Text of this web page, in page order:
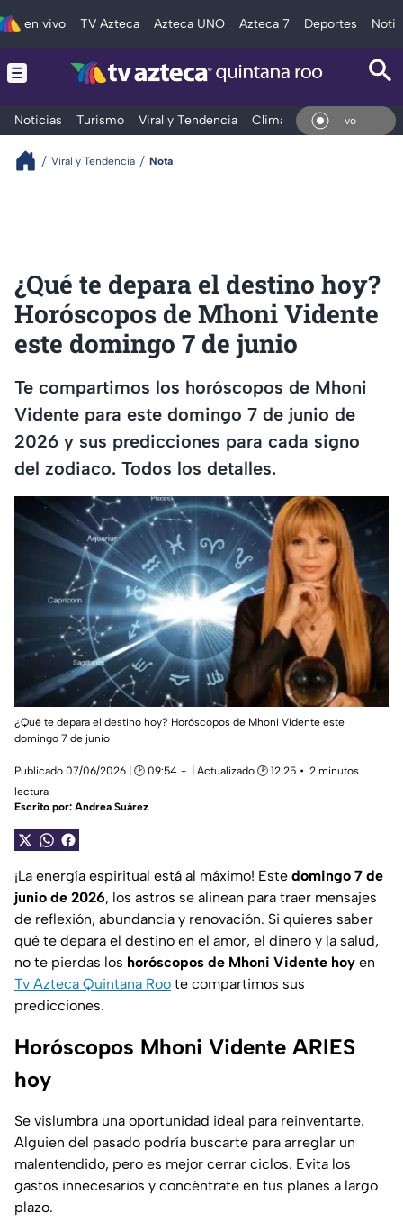
en vivo TV Azteca Azteca UNO Azteca 7 Deportes
Noticias Turismo Viral y Tendencia Clima Tráfico En
Viral y Tendencia Nota
¿Qué te depara el destino hoy?
Horóscopos de Mhoni Vidente
este domingo 7 de junio
Te compartimos los horóscopos de Mhoni
Vidente para este domingo 7 de junio de
2026 y sus predicciones para cada signo
del zodiaco. Todos los detalles.
¿Qué te depara el destino hoy? Horóscopos de Mhoni Vidente este
domingo 7 de junio
Publicado 07/06/2026 | 🕑 09:54 | Actualizado 🕑 12:25
2 minutos
lectura
Escrito por: Andrea Suárez
¡La energía espiritual está al máximo! Este domingo 7 de
junio de 2026, los astros se alinean para traer mensajes
de reflexión, abundancia y renovación. Si quieres saber
qué te depara el destino en el amor, el dinero y la salud,
no te pierdas los horóscopos de Mhoni Vidente hoy en
Tv Azteca Quintana Roo te compartimos sus
predicciones.
Horóscopos Mhoni Vidente ARIES
hoy
Se vislumbra una oportunidad ideal para reinventarte.
Alguien del pasado podría buscarte para arreglar un
malentendido, pero es mejor cerrar ciclos. Evita los
gastos innecesarios y concéntrate en tus planes a largo
plazo.